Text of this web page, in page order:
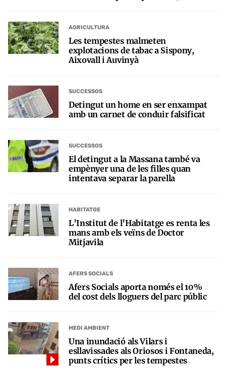
AGRICULTURA
Les tempestes malmeten
explotacions de tabac a Sispony,
Aixovall i Auvinyà
SUCCESSOS
Detingut un home en ser enxampat
amb un carnet de conduir falsificat
SUCCESSOS
El detingut a la Massana també va
empènyer una de les filles quan
intentava separar la parella
HABITATGE
L’Institut de l’Habitatge es renta les
mans amb els veïns de Doctor
Mitjavila
AFERS SOCIALS
Afers Socials aporta només el 10%
del cost dels lloguers del parc públic
MEDI AMBIENT
Una inundació als Vilars i
esllavissades als Oriosos i Fontaneda,
punts crítics per les tempestes